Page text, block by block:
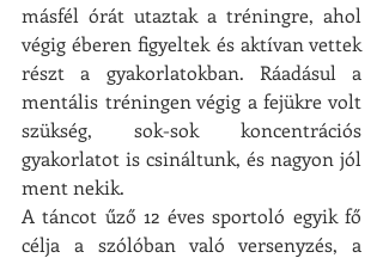
másfél órát utaztak a tréningre, ahol
végig éberen figyeltek és aktívan vettek
részt a gyakorlatokban. Ráadásul a
mentális tréningen végig a fejükre volt
szükség, sok-sok koncentrációs
gyakorlatot is csináltunk, és nagyon jól
ment nekik.
A táncot űző 12 éves sportoló egyik fő
célja a szólóban való versenyzés, a